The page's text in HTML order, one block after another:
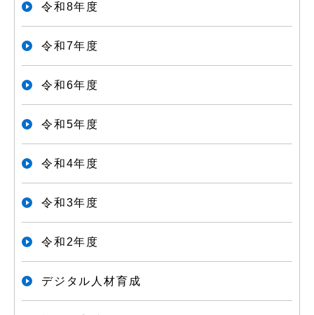
令和8年度
令和7年度
令和6年度
令和5年度
令和4年度
令和3年度
令和2年度
デジタル人材育成